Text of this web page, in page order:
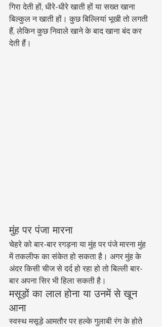
गिरा देती हों, धीरे-धीरे खाती हों या सख्त खाना
बिल्कुल न खाती हों। कुछ बिल्लियां भूखी तो लगती
हैं, लेकिन कुछ निवाले खाने के बाद खाना बंद कर
देती हैं।
मुंह पर पंजा मारना
चेहरे को बार-बार रगड़ना या मुंह पर पंजे मारना मुंह
में तकलीफ का संकेत हो सकता है। अगर मुंह के
अंदर किसी चीज से दर्द हो रहा हो तो बिल्ली बार-
बार अपना सिर भी हिला सकती है।
मसूड़ों का लाल होना या उनमें से खून
आना
स्वस्थ मसूड़े आमतौर पर हल्के गुलाबी रंग के होते